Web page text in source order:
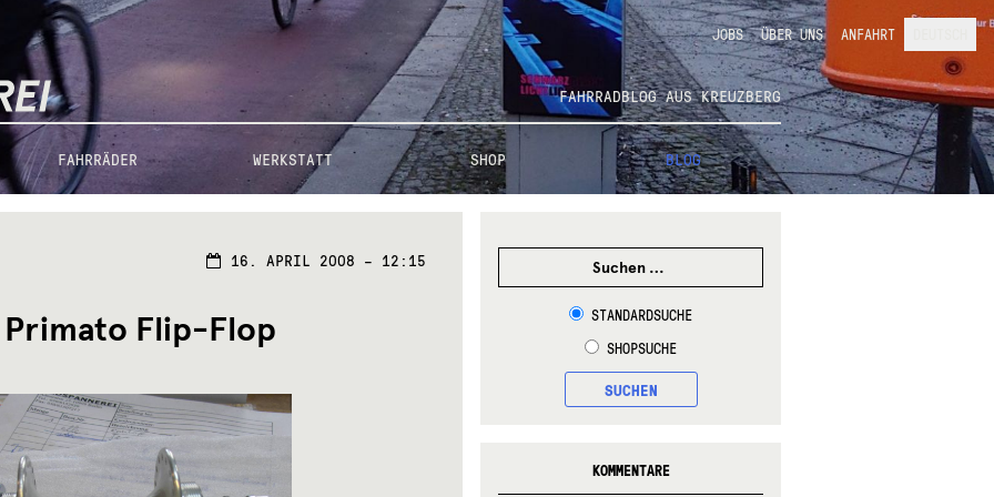
FAHRRADBLOG AUS KREUZBERG
JOBS ÜBER UNS ANFAHRT
FAHRRÄDER WERKSTATT SHOP BLOG
16. APRIL 2008 – 12:15
Flip-Flop
STANDARDSUCHE
SHOPSUCHE
SUCHEN
KOMMENTARE